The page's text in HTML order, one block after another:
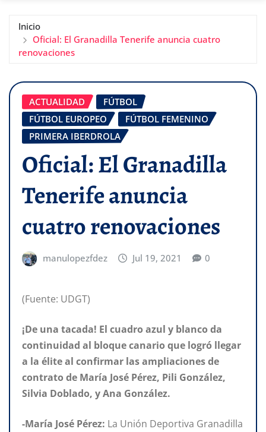
Inicio
Oficial: El Granadilla Tenerife anuncia cuatro
renovaciones
ACTUALIDAD
FÚTBOL
FÚTBOL EUROPEO
FÚTBOL FEMENINO
PRIMERA IBERDROLA
Oficial: El Granadilla
Tenerife anuncia
cuatro renovaciones
manulopezfdez Jul 19, 2021 0
(Fuente: UDGT)
¡De una tacada! El cuadro azul y blanco da
continuidad al bloque canario que logró llegar
a la élite al confirmar las ampliaciones de
contrato de María José Pérez, Pili González,
Silvia Doblado, y Ana González.
-María José Pérez: La Unión Deportiva Granadilla